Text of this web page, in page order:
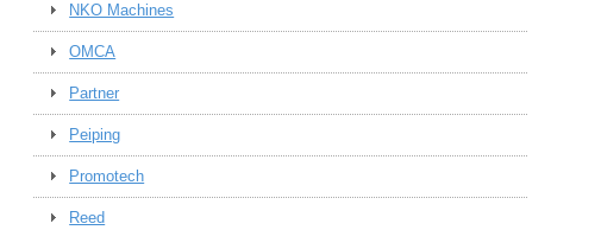
NKO Machines
OMCA
Partner
Peiping
Promotech
Reed